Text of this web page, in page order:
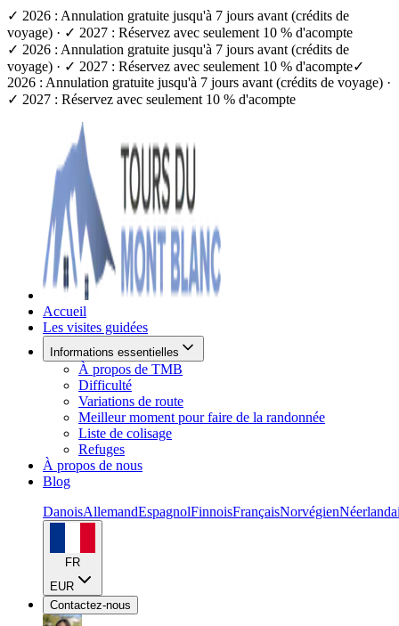
✓ 2026 : Annulation gratuite jusqu'à 7 jours avant (crédits de
voyage) · ✓ 2027 : Réservez avec seulement 10 % d'acompte
✓ 2026 : Annulation gratuite jusqu'à 7 jours avant (crédits de
voyage) · ✓ 2027 : Réservez avec seulement 10 % d'acompte✓
2026 : Annulation gratuite jusqu'à 7 jours avant (crédits de voyage) ·
✓ 2027 : Réservez avec seulement 10 % d'acompte
Accueil
Les visites guidées
Informations essentielles
À propos de TMB
Difficulté
Variations de route
Meilleur moment pour faire de la randonnée
Liste de colisage
Refuges
À propos de nous
Blog
DanoisAllemandEspagnolFinnoisFrançaisNorvégien
FR
EUR
Contactez-nous